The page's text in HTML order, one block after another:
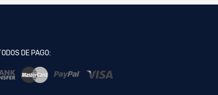
DE PAGO: